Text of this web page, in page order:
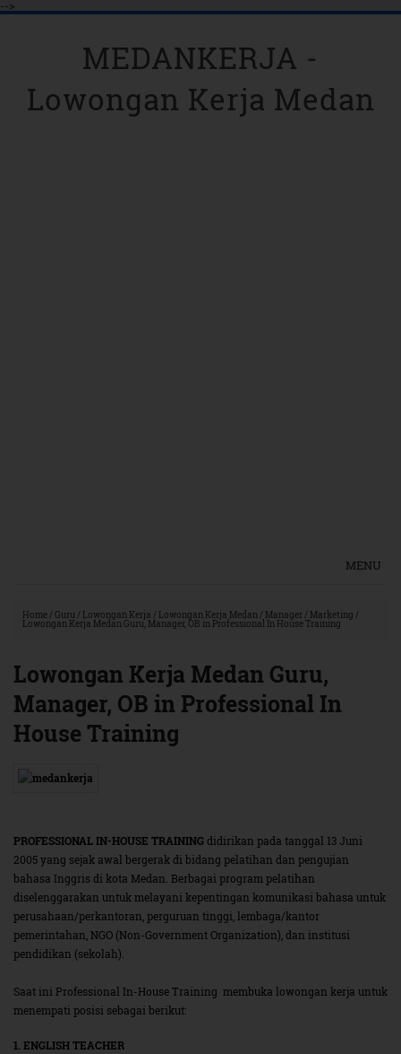
-->
MEDANKERJA -
Lowongan Kerja Medan
MENU
Home/Guru/ Lowongan Kerja / Lowongan Kerja Medan/ Manager/ Marketing /
Lowongan Kerja Medan Guru, Manager, OB in Professional In House Training
Lowongan Kerja Medan Guru,
Manager, OB in Professional In
House Training
PROFESSIONAL IN-HOUSE TRAINING didirikan pada tanggal 13 Juni
2005 yang sejak awal bergerak di bidang pelatihan dan pengujian
bahasa Inggris di kota Medan. Berbagai program pelatihan
diselenggarakan untuk melayani kepentingan komunikasi bahasa untuk
perusahaan/perkantoran, perguruan tinggi, lembaga/kantor
pemerintahan, NGO (Non-Government Organization), dan institusi
pendidikan (sekolah).
Saat ini Professional In-House Training membuka lowongan kerja untuk
menempati posisi sebagai berikut:
1. ENGLISH TEACHER